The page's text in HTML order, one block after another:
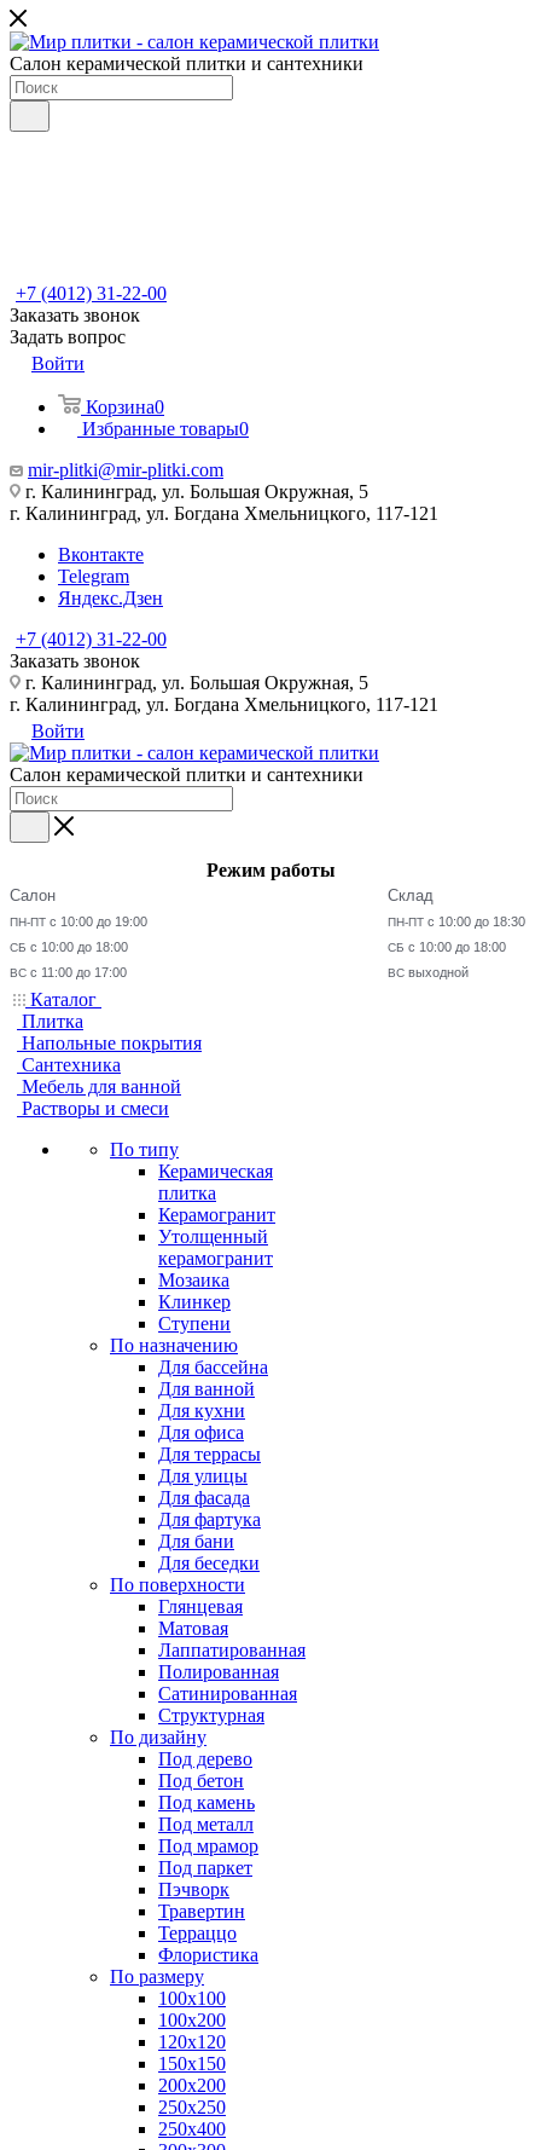
Салон керамической плитки и сантехники
+7 (4012) 31-22-00
Заказать звонок
Задать вопрос
Войти
Корзина0
Избранные товары0
mir-plitki@mir-plitki.com
г. Калининград, ул. Большая Окружная, 5
г. Калининград, ул. Богдана Хмельницкого, 117-121
Вконтакте
Telegram
Яндекс.Дзен
+7 (4012) 31-22-00
Заказать звонок
г. Калининград, ул. Большая Окружная, 5
г. Калининград, ул. Богдана Хмельницкого, 117-121
Войти
Салон керамической плитки и сантехники
Режим работы
Салон
ПН-ПТ с 10:00 до 19:00
СБ с 10:00 до 18:00
ВС с 11:00 до 17:00
Склад
ПН-ПТ с 10:00 до 18:30
СБ с 10:00 до 18:00
ВС выходной
Каталог
Плитка
Напольные покрытия
Сантехника
Мебель для ванной
Растворы и смеси
По типу
Керамическая
плитка
Керамогранит
Утолщенный
керамогранит
Мозаика
Клинкер
Ступени
По назначению
Для бассейна
Для ванной
Для кухни
Для офиса
Для террасы
Для улицы
Для фасада
Для фартука
Для бани
Для беседки
По поверхности
Глянцевая
Матовая
Лаппатированная
Полированная
Сатинированная
Структурная
По дизайну
Под дерево
Под бетон
Под камень
Под металл
Под мрамор
Под паркет
Пэчворк
Травертин
Терраццо
Флористика
По размеру
100х100
100х200
120х120
150х150
200х200
250х250
250х400